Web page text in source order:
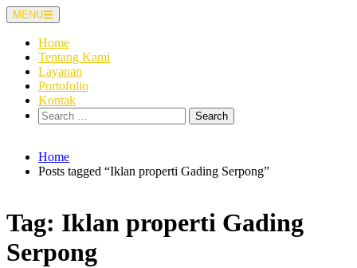
Skip
to
content
MENU
Home
Tentang Kami
Layanan
Portofolio
Kontak
Search
for:
Home
Posts tagged “Iklan properti Gading Serpong”
Tag: Iklan properti Gading
Serpong